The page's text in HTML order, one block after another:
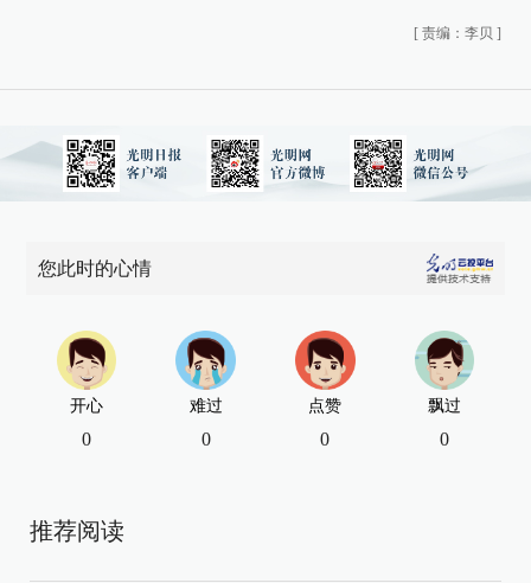
[ 责编：李贝 ]
您此时的心情
开心
0
难过
0
点赞
0
飘过
0
推荐阅读